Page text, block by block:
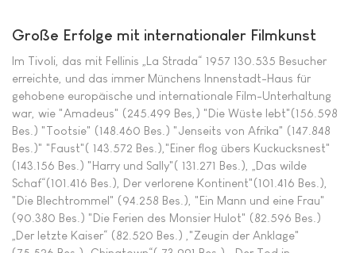
Große Erfolge mit internationaler Filmkunst
Im Tivoli, das mit Fellinis „La Strada“ 1957 130.535 Besucher
erreichte, und das immer Münchens Innenstadt-Haus für
gehobene europäische und internationale Film-Unterhaltung
war, wie "Amadeus" (245.499 Bes,) "Die Wüste lebt"(156.598
Bes.) "Tootsie" (148.460 Bes.) "Jenseits von Afrika" (147.848
Bes.)" "Faust"( 143.572 Bes.),"Einer flog übers Kuckucksnest"
(143.156 Bes.) "Harry und Sally"( 131.271 Bes.), „Das wilde
Schaf“(101.416 Bes.), Der verlorene Kontinent"(101.416 Bes.),
"Die Blechtrommel" (94.258 Bes.), "Ein Mann und eine Frau"
(90.380 Bes.) "Die Ferien des Monsier Hulot" (82.596 Bes.)
„Der letzte Kaiser“ (82.520 Bes.) ,"Zeugin der Anklage"